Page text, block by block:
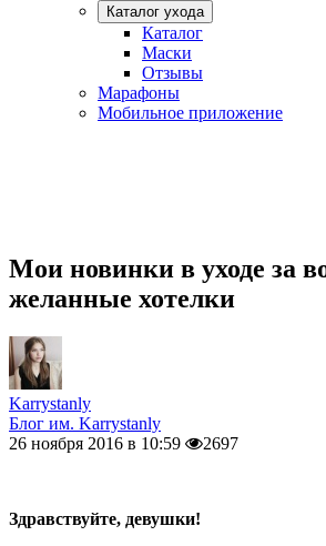
Каталог ухода
Каталог
Маски
Отзывы
Марафоны
Мобильное приложение
Мои новинки в уходе за
желанные хотелки
Karrystanly
Блог им. Karrystanly
26 ноября 2016 в 10:59
2697
Здравствуйте, девушки!